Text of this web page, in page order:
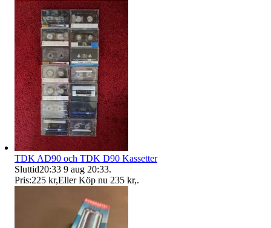
TDK AD90 och TDK D90 Kassetter
Sluttid20:33 9 aug 20:33.
Pris:225 kr,Eller Köp nu 235 kr,.